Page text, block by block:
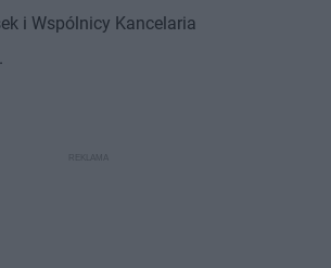
i Wspólnicy Kancelaria